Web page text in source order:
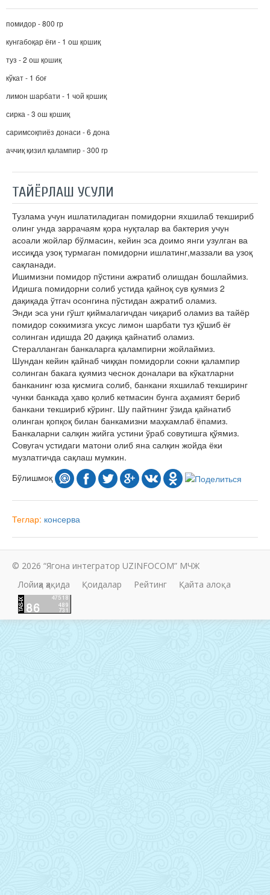
помидор - 800 гр
кунгабоқар ёғи - 1 ош қошиқ
туз - 2 ош қошиқ
кўкат - 1 боғ
лимон шарбати - 1 чой қошиқ
сирка - 3 ош қошиқ
саримсоқпиёз донаси - 6 дона
аччиқ қизил қалампир - 300 гр
ТАЙЁРЛАШ УСУЛИ
Тузлама учун ишлатиладиган помидорни яхшилаб текшириб
олинг унда заррачаям қора нуқталар ва бактерия учун
асоали жойлар бўлмасин, кейин эса доимо янги узулган ва
иссиқда узоқ турмаган помидорни ишлатинг,маззали ва узоқ
сақланади.
Ишимизни помидор пўстини ажратиб олишдан бошлаймиз.
Идишга помидорни солиб устида қайноқ сув қуямиз 2
дақиқада ўтгач осонгина пўстидан ажратиб оламиз.
Энди эса уни гўшт қиймалагичдан чиқариб оламиз ва тайёр
помидор соккимизга уксус лимон шарбати туз қўшиб ёғ
солинган идишда 20 дақиқа қайнатиб оламиз.
Стералланган банкаларга қалампирни жойлаймиз.
Шундан кейин қайнаб чиққан помидорли сокни қалампир
солинган бакага қуямиз чеснок доналари ва кўкатларни
банканинг юза қисмига солиб, банкани яхшилаб текширинг
чунки банкада ҳаво қолиб кетмасин бунга аҳамият бериб
банкани текшириб кўринг. Шу пайтнинг ўзида қайнатиб
олинган қопқоқ билан банкамизни маҳкамлаб ёпамиз.
Банкаларни салқин жийга устини ўраб совутишга қўямиз.
Совугач устидаги матони олиб яна салқин жойда ёки
музлатгичда сақлаш мумкин.
Бўлишмоқ
Теглар: консерва
© 2026 “Ягона интегратор UZINFOCOM” МЧЖ
Лойиҳа ҳақида
Қоидалар Рейтинг Қайта алоқа